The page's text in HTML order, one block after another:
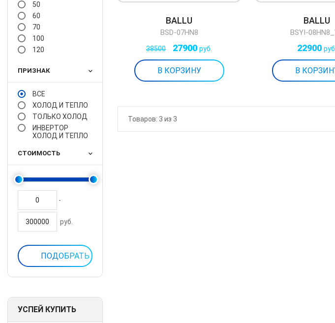
50
60
70
100
120
ПРИЗНАК
ВСЕ
ХОЛОД И ТЕПЛО
ТОЛЬКО ХОЛОД
ИНВЕРТОР
ХОЛОД И ТЕПЛО
СТОИМОСТЬ
-
руб.
УСПЕЙ КУПИТЬ
BALLU
BSD-07HN8
38500 27900 руб.
BALLU
BSYI-
22900
Товаров: 3 из 3